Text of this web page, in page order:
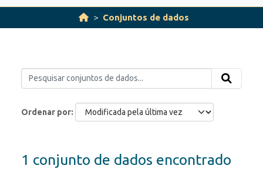
Conjuntos de dados
Ordenar por
1 conjunto de dados encontrado